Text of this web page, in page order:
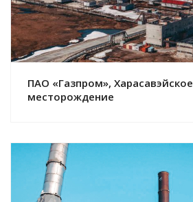
ПАО «Газпром», Харасавэйское
месторождение